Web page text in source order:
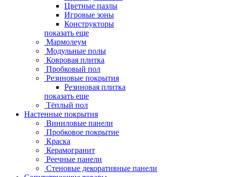
Цветные пазлы
Игровые зоны
Конструкторы
показать еще
Мармолеум
Модульные полы
Ковровая плитка
Пробковый пол
Резиновые покрытия
Резиновая плитка
показать еще
Тёплый пол
Настенные покрытия
Виниловые панели
Пробковое покрытие
Краска
Керамогранит
Реечные панели
Стеновые декоративные панели